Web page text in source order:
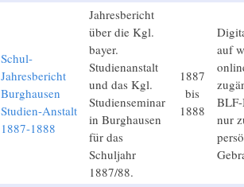
Schul-
Jahresbericht
Burghausen
Studien-Anstalt
1887-1888
Jahresbericht
über die Kgl.
bayer.
Studienanstalt
und das Kgl.
Studienseminar
in Burghausen
für das
Schuljahr
1887/88.
1887
bis
1888
auf
nur